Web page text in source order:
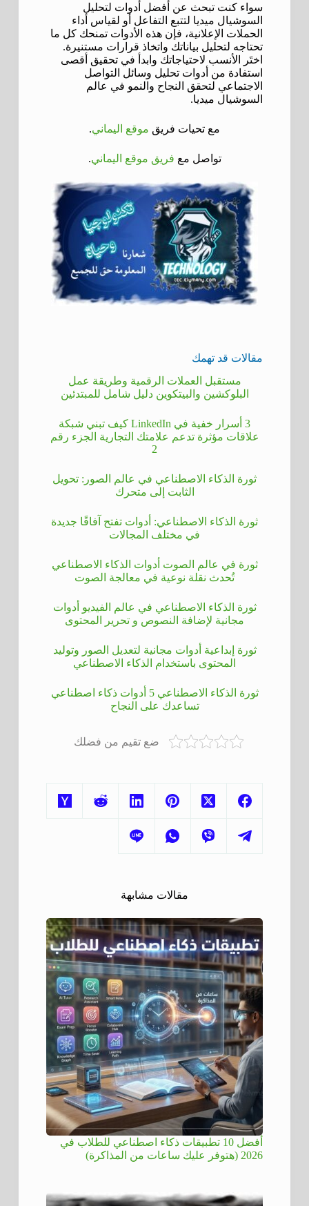
سواء كنت تبحث عن أفضل أدوات لتحليل
السوشيال ميديا لتتبع التفاعل أو لقياس أداء
الحملات الإعلانية، فإن هذه الأدوات تمنحك كل ما
تحتاجه لتحليل بياناتك واتخاذ قرارات مستنيرة.
اختَر الأنسب لاحتياجاتك وابدأ في تحقيق أقصى
استفادة من أدوات تحليل وسائل التواصل
الاجتماعي لتحقق النجاح والنمو في عالم
السوشيال ميديا.
مع تحيات فريق موقع اليماني.
تواصل مع فريق موقع اليماني.
مقالات قد تهمك
مستقبل العملات الرقمية وطريقة عمل
البلوكشين والبيتكوين دليل شامل للمبتدئين
3 أسرار خفية في LinkedIn كيف تبني شبكة
علاقات مؤثرة تدعم علامتك التجارية الجزء رقم
2
ثورة الذكاء الاصطناعي في عالم الصور: تحويل
الثابت إلى متحرك
ثورة الذكاء الاصطناعي: أدوات تفتح آفاقًا جديدة
في مختلف المجالات
ثورة في عالم الصوت أدوات الذكاء الاصطناعي
تُحدث نقلة نوعية في معالجة الصوت
ثورة الذكاء الاصطناعي في عالم الفيديو أدوات
مجانية لإضافة النصوص و تحرير المحتوى
ثورة إبداعية أدوات مجانية لتعديل الصور وتوليد
المحتوى باستخدام الذكاء الاصطناعي
ثورة الذكاء الاصطناعي 5 أدوات ذكاء اصطناعي
تساعدك على النجاح
ضع تقيم من فضلك
مقالات مشابهة
أفضل 10 تطبيقات ذكاء اصطناعي للطلاب في
2026 (هتوفر عليك ساعات من المذاكرة)